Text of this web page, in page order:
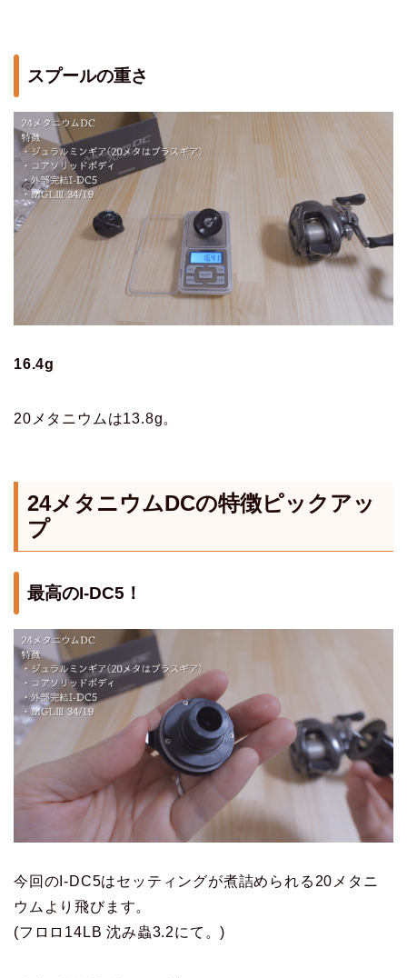
スプールの重さ
16.4g
20メタニウムは13.8g。
24メタニウムDCの特徴ピックアッ
プ
最高のI-DC5！
今回のI-DC5はセッティングが煮詰められる20メタニ
ウムより飛びます。
(フロロ14LB 沈み蟲3.2にて。)